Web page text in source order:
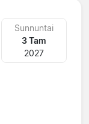
Sunnuntai
3 Tam
2027